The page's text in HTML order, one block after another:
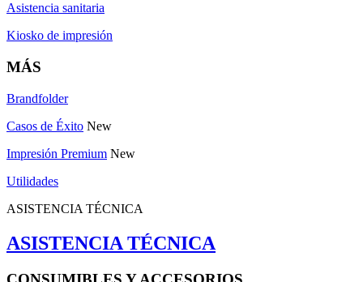
Asistencia sanitaria
Kiosko de impresión
MÁS
Brandfolder
Casos de Éxito New
Impresión Premium New
Utilidades
ASISTENCIA TÉCNICA
ASISTENCIA TÉCNICA